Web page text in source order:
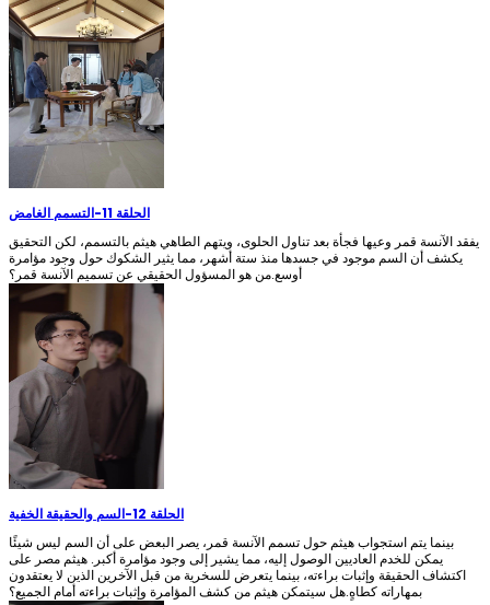
الحلقة 11 -التسمم الغامض
يفقد الآنسة قمر وعيها فجأة بعد تناول الحلوى، ويتهم الطاهي هيثم بالتسمم، لكن التحقيق
يكشف أن السم موجود في جسدها منذ ستة أشهر، مما يثير الشكوك حول وجود مؤامرة
أوسع.من هو المسؤول الحقيقي عن تسميم الآنسة قمر؟
الحلقة 12 -السم والحقيقة الخفية
بينما يتم استجواب هيثم حول تسمم الآنسة قمر، يصر البعض على أن السم ليس شيئًا
يمكن للخدم العاديين الوصول إليه، مما يشير إلى وجود مؤامرة أكبر. هيثم مصر على
اكتشاف الحقيقة وإثبات براءته، بينما يتعرض للسخرية من قبل الآخرين الذين لا يعتقدون
بمهاراته كطاهٍ.هل سيتمكن هيثم من كشف المؤامرة وإثبات براءته أمام الجميع؟